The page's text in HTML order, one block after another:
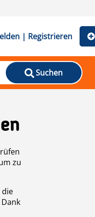
| Registrieren
Suchen
zu
die